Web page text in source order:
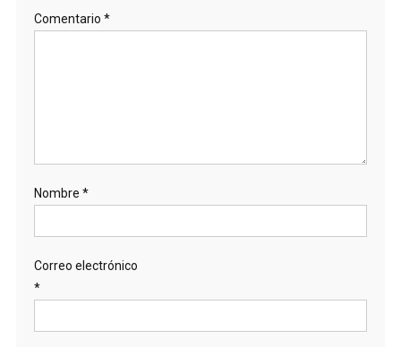
Comentario *
Nombre *
Correo electrónico
*